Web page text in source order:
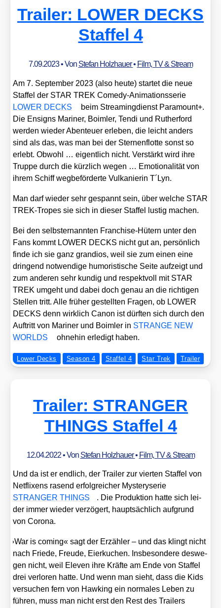
Trailer: LOWER DECKS
Staffel 4
7.09.2023• Von Stefan Holzhauer• Film, TV & Stream
Am 7. Sep­tem­ber 2023 (also heu­te) star­tet die neue
Staf­fel der STAR TREK Come­dy-Ani­ma­ti­ons­se­rie
LOWER DECKS
beim Strea­ming­dienst Para­mount+.
Die Ensigns Mari­ner, Boim­ler, Ten­di und Ruther­ford
wer­den wie­der Aben­teu­er erle­ben, die leicht anders
sind als das, was man bei der Ster­nen­flot­te sonst so
erlebt. Obwohl … eigent­lich nicht. Ver­stärkt wird ihre
Trup­pe durch die kürz­lich wegen … Emo­tio­na­li­tät von
ihrem Schiff weg­be­för­der­te Vul­ka­nie­rin T´Lyn.
Man darf wie­der sehr gespannt sein, über wel­che STAR
TREK-Tro­pes sie sich in die­ser Staf­fel lus­tig machen.
Bei den selbst­er­nann­ten Fran­chise-Hütern unter den
Fans kommt LOWER DECKS nicht gut an, per­sön­lich
fin­de ich sie ganz gran­di­os, weil sie zum einen eine
drin­gend not­wen­di­ge humo­ris­ti­sche Sei­te auf­zeigt und
zum ande­ren sehr kun­dig und respekt­voll mit STAR
TREK umgeht und dabei doch genau an die rich­ti­gen
Stel­len tritt. Alle frü­her gestell­ten Fra­gen, ob LOWER
DECKS denn wirk­lich Canon ist dürf­ten sich durch den
Auf­tritt von Mari­ner und Boim­ler in STRANGE NEW
WORLDS
ohne­hin erle­digt haben.
Lower Decks Season 4 Staffel 4 Star Trek Trailer
Trailer: STRANGER
THINGS Staffel 4
12.04.2022• Von Stefan Holzhauer• Film, TV & Stream
Und da ist er end­lich, der Trai­ler zur vier­ten Staf­fel von
Net­fli­xens rasend erfolg­rei­cher Mys­tery­se­rie
STRANGER THINGS
. Die Pro­duk­ti­on hat­te sich lei­
der immer wie­der ver­zö­gert, haupt­säch­lich auf­grund
von Coro­na.
»War is coming« sagt der Erzäh­ler – und das klingt nicht
nach Frie­de, Freu­de, Eier­ku­chen. Ins­be­son­de­re des­we­
gen nicht, weil Ele­ven ihre Kräf­te am Ende von Staf­fel
drei ver­lo­ren hat­te. Und wenn man sieht, dass die Kids
ver­su­chen fern von Haw­king ein nor­ma­les Leben zu
füh­ren, muss man nicht erst den Rest des Trai­lers